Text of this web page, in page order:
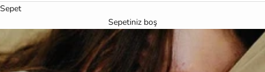
Sepet
Sepetiniz boş